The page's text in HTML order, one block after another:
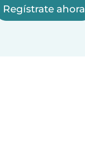
Regístrate ahora